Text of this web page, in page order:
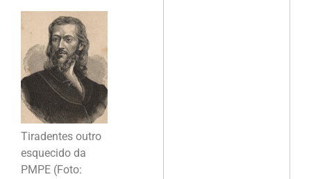
Tiradentes outro
esquecido da
PMPE (Foto: